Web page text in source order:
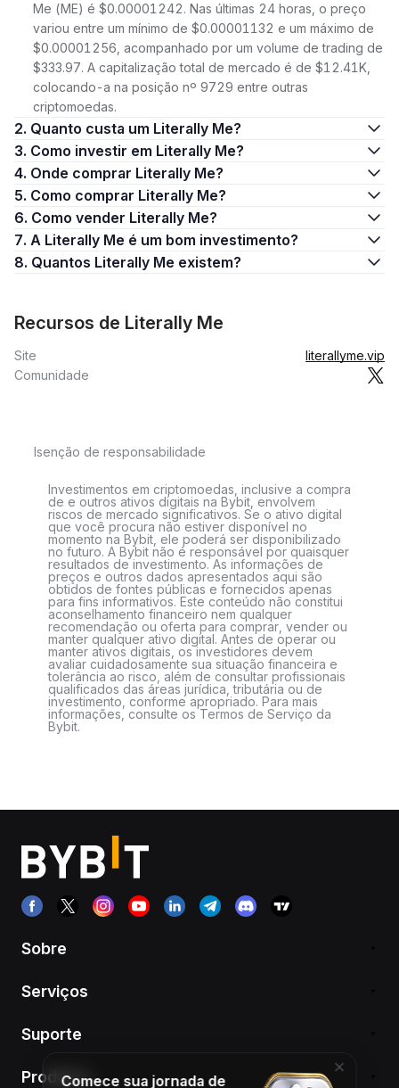
Me (ME) é $0.00001242. Nas últimas 24 horas, o preço
variou entre um mínimo de $0.00001132 e um máximo de
$0.00001256, acompanhado por um volume de trading de
$333.97. A capitalização total de mercado é de $12.41K,
colocando-a na posição nº 9729 entre outras
criptomoedas.
2. Quanto custa um Literally Me?
3. Como investir em Literally Me?
4. Onde comprar Literally Me?
5. Como comprar Literally Me?
6. Como vender Literally Me?
7. A Literally Me é um bom investimento?
8. Quantos Literally Me existem?
Recursos de Literally Me
Site
literallyme.vip
Comunidade
Isenção de responsabilidade
Investimentos em criptomoedas, inclusive a compra
de e outros ativos digitais na Bybit, envolvem
riscos de mercado significativos. Se o ativo digital
que você procura não estiver disponível no
momento na Bybit, ele poderá ser disponibilizado
no futuro. A Bybit não é responsável por quaisquer
resultados de investimento. As informações de
preços e outros dados apresentados aqui são
obtidos de fontes públicas e fornecidos apenas
para fins informativos. Este conteúdo não constitui
aconselhamento financeiro nem qualquer
recomendação ou oferta para comprar, vender ou
manter qualquer ativo digital. Antes de operar ou
manter ativos digitais, os investidores devem
avaliar cuidadosamente sua situação financeira e
tolerância ao risco, além de consultar profissionais
qualificados das áreas jurídica, tributária ou de
investimento, conforme apropriado. Para mais
informações, consulte os Termos de Serviço da
Bybit.
Sobre
Serviços
Suporte
ProdutosComece sua jornada de